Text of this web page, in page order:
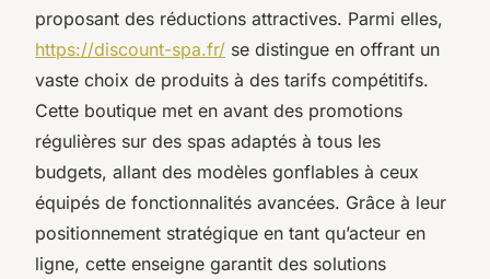
proposant des réductions attractives. Parmi elles,
https://discount-spa.fr/ se distingue en offrant un
vaste choix de produits à des tarifs compétitifs.
Cette boutique met en avant des promotions
régulières sur des spas adaptés à tous les
budgets, allant des modèles gonflables à ceux
équipés de fonctionnalités avancées. Grâce à leur
positionnement stratégique en tant qu’acteur en
ligne, cette enseigne garantit des solutions